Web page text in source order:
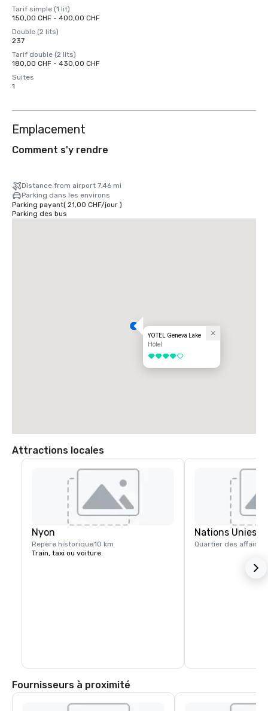
Tarif simple (1 lit)
150,00 CHF - 400,00 CHF
Double (2 lits)
237
Tarif double (2 lits)
180,00 CHF - 430,00 CHF
Suites
1
Emplacement
Comment s'y rendre
Distance from airport 7.46 mi
Parking dans les environs
Parking payant( 21,00 CHF/jour)
Parking des bus
YOTEL Geneva Lake
Hôtel
4 sur 5
Attractions locales
Nyon
Repère historique10 km
Train, taxi ou voiture.
Nations Unies
Quartier des affaires
Fournisseurs à proximité